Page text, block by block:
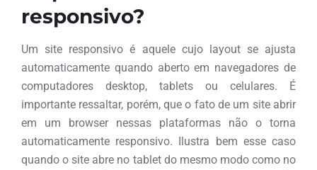
responsivo?
Um site responsivo é aquele cujo layout se ajusta
automaticamente quando aberto em navegadores de
computadores desktop, tablets ou celulares. É
importante ressaltar, porém, que o fato de um site abrir
em um browser nessas plataformas não o torna
automaticamente responsivo. Ilustra bem esse caso
quando o site abre no tablet do mesmo modo como no